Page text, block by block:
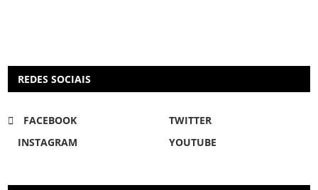
REDES SOCIAIS
FACEBOOK
TWITTER
INSTAGRAM
YOUTUBE